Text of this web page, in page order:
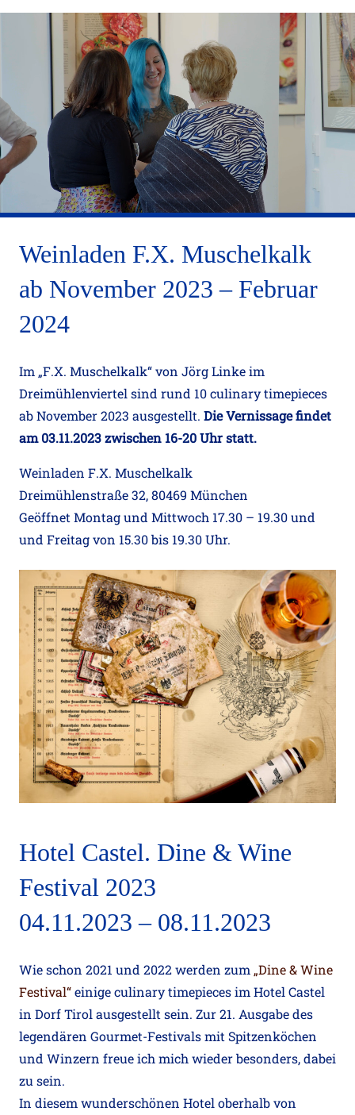
Weinladen F.X. Muschelkalk
ab November 2023 – Februar
2024
Im „F.X. Muschelkalk“ von Jörg Linke im
Dreimühlenviertel sind rund 10 culinary timepieces
ab November 2023 ausgestellt. Die Vernissage findet
am 03.11.2023 zwischen 16-20 Uhr statt.
Weinladen F.X. Muschelkalk
Dreimühlenstraße 32, 80469 München
Geöffnet Montag und Mittwoch 17.30 – 19.30 und
und Freitag von 15.30 bis 19.30 Uhr.
Hotel Castel. Dine & Wine
Festival 2023
04.11.2023 – 08.11.2023
Wie schon 2021 und 2022 werden zum „Dine & Wine
Festival“einige culinary timepieces im Hotel Castel
in Dorf Tirol ausgestellt sein. Zur 21. Ausgabe des
legendären Gourmet-Festivals mit Spitzenköchen
und Winzern freue ich mich wieder besonders, dabei
zu sein.
In diesem wunderschönen Hotel oberhalb von